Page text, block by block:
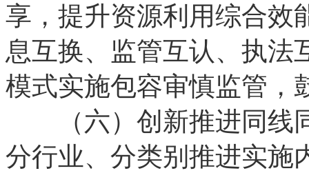
享，提升资源利用综合效
息互换、监管互认、执法
模式实施包容审慎监管，
（六）创新推进同线
分行业、分类别推进实施